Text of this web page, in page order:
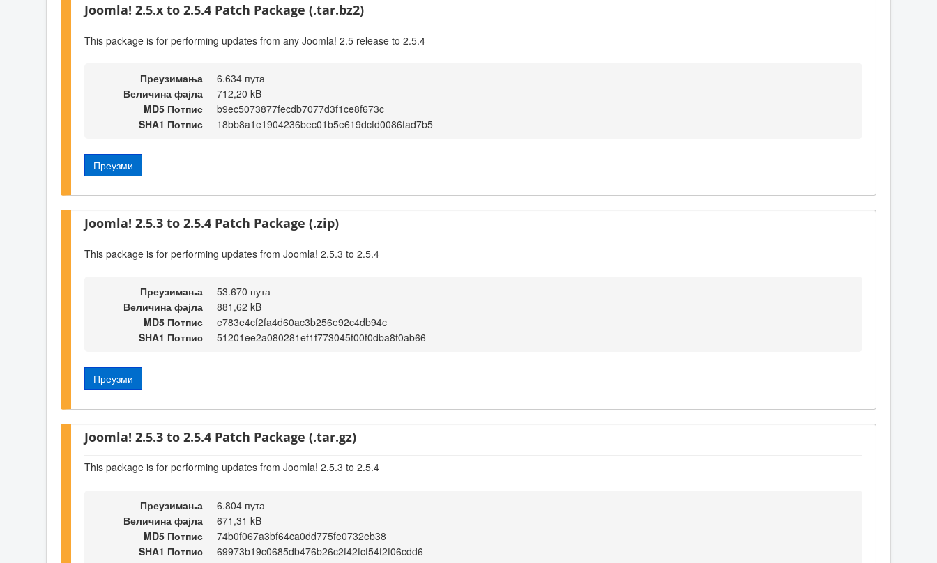
Joomla! 2.5.x to 2.5.4 Patch Package (.tar.bz2)
This package is for performing updates from any Joomla! 2.5 release to 2.5.4
Преузимања
6.634 пута
Величина фајла
712,20 kB
MD5 Потпис
b9ec5073877fecdb7077d3f1ce8f673c
SHA1 Потпис
18bb8a1e1904236bec01b5e619dcfd0086fad7b5
Преузми
Joomla! 2.5.3 to 2.5.4 Patch Package (.zip)
This package is for performing updates from Joomla! 2.5.3 to 2.5.4
Преузимања
53.670 пута
Величина фајла
881,62 kB
MD5 Потпис
e783e4cf2fa4d60ac3b256e92c4db94c
SHA1 Потпис
51201ee2a080281ef1f773045f00f0dba8f0ab66
Преузми
Joomla! 2.5.3 to 2.5.4 Patch Package (.tar.gz)
This package is for performing updates from Joomla! 2.5.3 to 2.5.4
Преузимања
6.804 пута
Величина фајла
671,31 kB
MD5 Потпис
74b0f067a3bf64ca0dd775fe0732eb38
SHA1 Потпис
69973b19c0685db476b26c2f42fcf54f2f06cdd6